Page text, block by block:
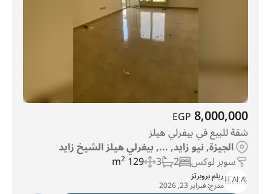
8,000,000
EGP
شقة للبيع في بيفرلي هيلز
الجيزة, نيو زايد, ..., بيفرلي هيلز الشيخ زايد
سوبر لوكس 2
3
129 m
2
ريلم بروبرتز
مدرج:فبراير 23, 2026